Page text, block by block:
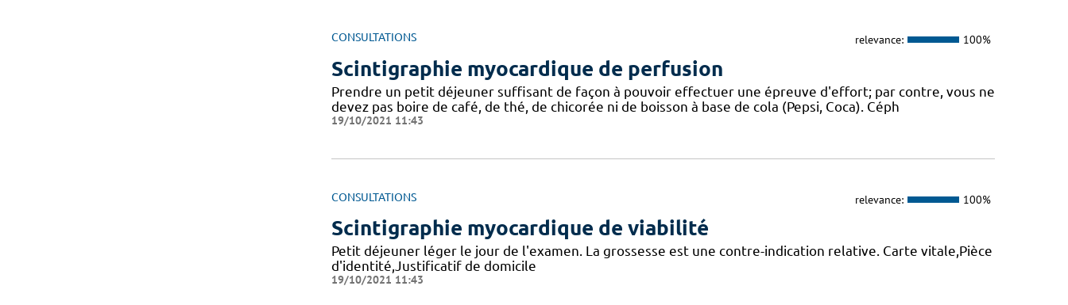
CONSULTATIONS relevance: 100%
Scintigraphie myocardique de perfusion
Prendre un petit déjeuner suffisant de façon à pouvoir effectuer une épreuve d'effort; par contre, vous ne
devez pas boire de café, de thé, de chicorée ni de boisson à base de cola (Pepsi, Coca). Céph
19/10/2021 11:43
CONSULTATIONS relevance: 100%
Scintigraphie myocardique de viabilité
Petit déjeuner léger le jour de l'examen. La grossesse est une contre-indication relative. Carte vitale,Pièce
d'identité,Justificatif de domicile
19/10/2021 11:43